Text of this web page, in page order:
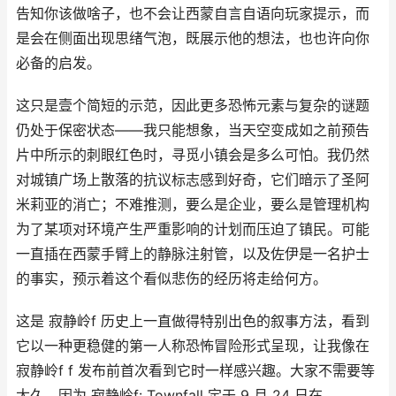
告知你该做啥子，也不会让西蒙自言自语向玩家提示，而
是会在侧面出现思绪气泡，既展示他的想法，也也许向你
必备的启发。
这只是壹个简短的示范，因此更多恐怖元素与复杂的谜题
仍处于保密状态——我只能想象，当天空变成如之前预告
片中所示的刺眼红色时，寻觅小镇会是多么可怕。我仍然
对城镇广场上散落的抗议标志感到好奇，它们暗示了圣阿
米莉亚的消亡；不难推测，要么是企业，要么是管理机构
为了某项对环境产生严重影响的计划而压迫了镇民。可能
一直插在西蒙手臂上的静脉注射管，以及佐伊是一名护士
的事实，预示着这个看似悲伤的经历将走给何方。
这是 寂静岭f 历史上一直做得特别出色的叙事方法，看到
它以一种更稳健的第一人称恐怖冒险形式呈现，让我像在
寂静岭f f 发布前首次看到它时一样感兴趣。大家不需要等